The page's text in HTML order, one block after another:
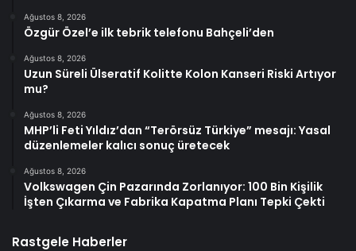
Ağustos 8, 2026
Özgür Özel’e ilk tebrik telefonu Bahçeli’den
Ağustos 8, 2026
Uzun Süreli Ülseratif Kolitte Kolon Kanseri Riski Artıyor
mu?
Ağustos 8, 2026
MHP’li Feti Yıldız’dan “Terörsüz Türkiye” mesajı: Yasal
düzenlemeler kalıcı sonuç üretecek
Ağustos 8, 2026
Volkswagen Çin Pazarında Zorlanıyor: 100 Bin Kişilik
İşten Çıkarma ve Fabrika Kapatma Planı Tepki Çekti
Rastgele Haberler